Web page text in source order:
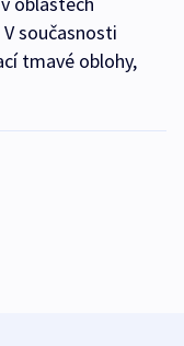
současnosti
tmavé oblohy,